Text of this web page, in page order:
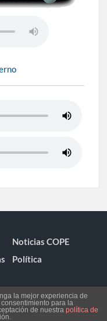
Noticias COPE
Política
la mejor experiencia de
para la
de nuestra política de